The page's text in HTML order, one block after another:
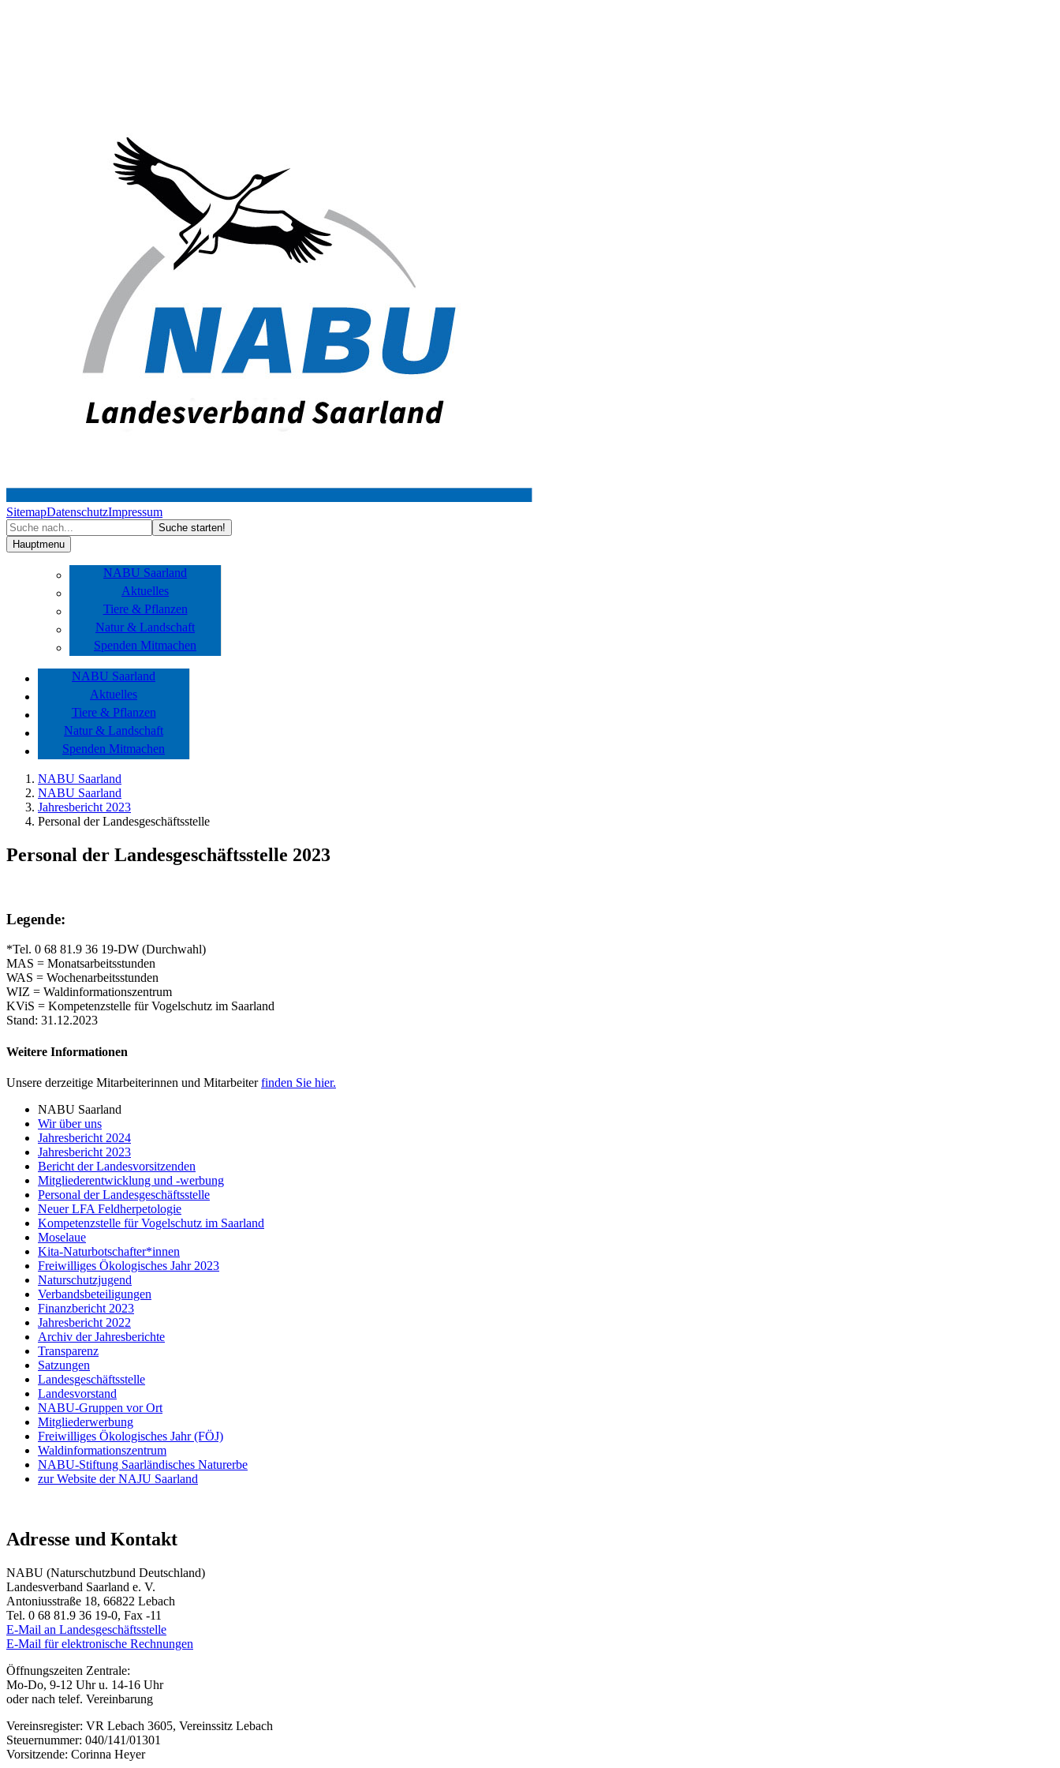
SitemapDatenschutzImpressum
Hauptmenu
NABU Saarland
Aktuelles
Tiere & Pflanzen
Natur & Landschaft
Spenden Mitmachen
NABU Saarland
Aktuelles
Tiere & Pflanzen
Natur & Landschaft
Spenden Mitmachen
NABU Saarland
NABU Saarland
Jahresbericht 2023
Personal der Landesgeschäftsstelle
Personal der Landesgeschäftsstelle 2023
Legende:
*Tel. 0 68 81.9 36 19-DW (Durchwahl)
MAS = Monatsarbeitsstunden
WAS = Wochenarbeitsstunden
WIZ = Waldinformationszentrum
KViS = Kompetenzstelle für Vogelschutz im Saarland
Stand: 31.12.2023
Weitere Informationen
Unsere derzeitige Mitarbeiterinnen und Mitarbeiterfinden Sie hier.
NABU Saarland
Wir über uns
Jahresbericht 2024
Jahresbericht 2023
Bericht der Landesvorsitzenden
Mitgliederentwicklung und -werbung
Personal der Landesgeschäftsstelle
Neuer LFA Feldherpetologie
Kompetenzstelle für Vogelschutz im Saarland
Moselaue
Kita-Naturbotschafter*innen
Freiwilliges Ökologisches Jahr 2023
Naturschutzjugend
Verbandsbeteiligungen
Finanzbericht 2023
Jahresbericht 2022
Archiv der Jahresberichte
Transparenz
Satzungen
Landesgeschäftsstelle
Landesvorstand
NABU-Gruppen vor Ort
Mitgliederwerbung
Freiwilliges Ökologisches Jahr (FÖJ)
Waldinformationszentrum
NABU-Stiftung Saarländisches Naturerbe
zur Website der NAJU Saarland
Adresse und Kontakt
NABU (Naturschutzbund Deutschland)
Landesverband Saarland e. V.
Antoniusstraße 18, 66822 Lebach
Tel. 0 68 81.9 36 19-0, Fax -11
E-Mail an Landesgeschäftsstelle
E-Mail für elektronische Rechnungen
Öffnungszeiten Zentrale:
Mo-Do, 9-12 Uhr u. 14-16 Uhr
oder nach telef. Vereinbarung
Vereinsregister: VR Lebach 3605, Vereinssitz Lebach
Steuernummer: 040/141/01301
Vorsitzende: Corinna Heyer